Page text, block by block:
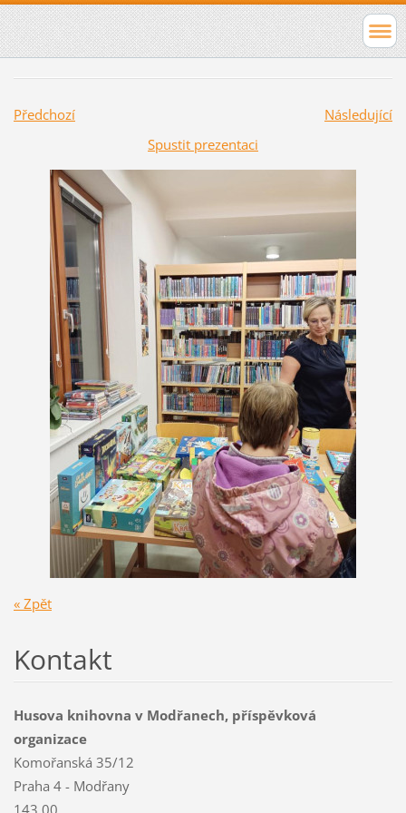
Předchozí
Následující
Spustit prezentaci
« Zpět
Kontakt
Husova knihovna v Modřanech, příspěvková
organizace
Komořanská 35/12
Praha 4 - Modřany
143 00